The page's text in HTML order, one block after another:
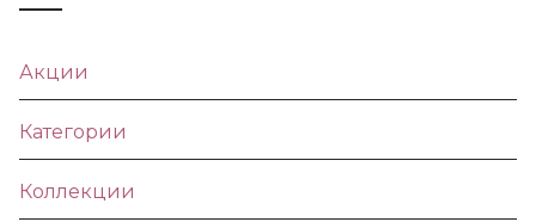
Акции
Категории
Коллекции